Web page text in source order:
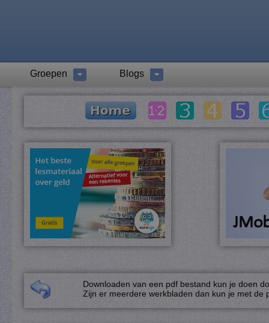
Groepen Blogs
Downloaden van een pdf bestand kun je doen
Zijn er meerdere werkbladen dan kun je met de